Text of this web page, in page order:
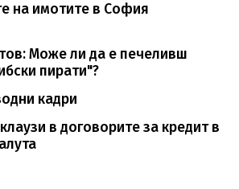
на имотите в София
Може ли да е печеливш
пирати"?
кадри
в договорите за кредит в